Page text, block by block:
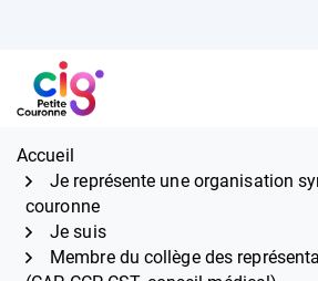
contenu
CIG Petite Couronne
Expertise et
Accueil
Je représente une organisation
couronne
Je suis
Membre du collège des